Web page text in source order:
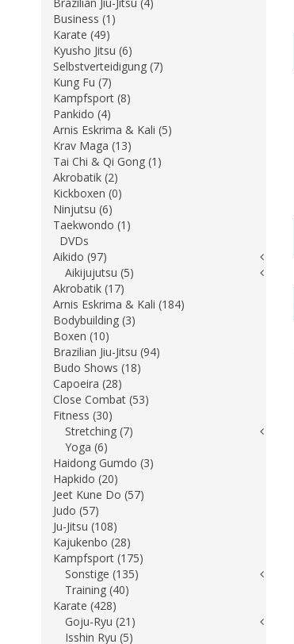
Business (1)
Karate (49)
Kyusho Jitsu (6)
Selbstverteidigung (7)
Kung Fu (7)
Kampfsport (8)
Pankido (4)
Arnis Eskrima & Kali (5)
Krav Maga (13)
Tai Chi & Qi Gong (1)
Akrobatik (2)
Kickboxen (0)
Ninjutsu (6)
Taekwondo (1)
DVDs
Aikido (97)
Aikijujutsu (5)
Akrobatik (17)
Arnis Eskrima & Kali (184)
Bodybuilding (3)
Boxen (10)
Brazilian Jiu-Jitsu (94)
Budo Shows (18)
Capoeira (28)
Close Combat (53)
Fitness (30)
Stretching (7)
Yoga (6)
Haidong Gumdo (3)
Hapkido (20)
Jeet Kune Do (57)
Judo (57)
Ju-Jitsu (108)
Kajukenbo (28)
Kampfsport (175)
Sonstige (135)
Training (40)
Karate (428)
Goju-Ryu (21)
Isshin Ryu (5)